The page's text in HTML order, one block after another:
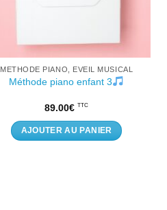
METHODE PIANO, EVEIL MUSICAL
Méthode piano enfant 3
89.00€ TTC
AJOUTER AU PANIER